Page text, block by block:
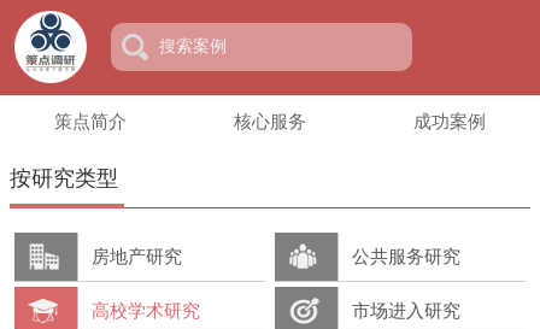
策点简介 核心服务 成功案例
按研究类型
房地产研究 公共服务研究
高校学术研究 市场进入研究